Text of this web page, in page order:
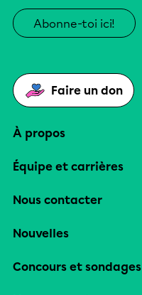
Abonne-toi ici!
Faire un don
À propos
Équipe et carrières
Nous contacter
Nouvelles
Concours et sondages